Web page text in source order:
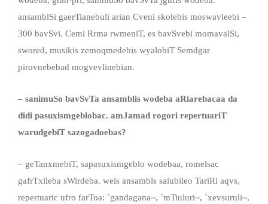
ansamblSi gaerTianebuli arian Cveni skolebis moswavleebi –
300 bavSvi. Cemi Rrma rwmeniT, es bavSvebi momavalSi,
swored, musikis zemoqmedebis wyalobiT Semdgar
pirovnebebad mogvevlinebian.
– sanimuSo bavSvTa ansamblis wodeba aRiarebacaa da
didi pasuxismgeblobac. amJamad rogori repertuariT
warudgebiT sazogadoebas?
– geTanxmebiT, sapasuxismgeblo wodebaa, romelsac
gafrTxileba sWirdeba. wels ansambls saiubileo TariRi aqvs,
repertuaric ufro farToa: `gandagana~, `mTiuluri~, `xevsuruli~,